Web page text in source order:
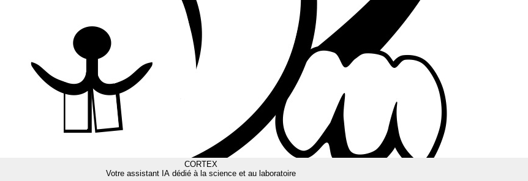
CORTEX
Votre assistant IA dédié à la science et au laboratoire